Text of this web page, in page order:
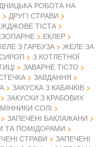
РОБОТА НА
ДРУГІ СТРАВИ
ТІСТА
ЕКЛЕР
З ГАРБУЗА
ЖЕЛЕ ЗА
З КОТЛЕТНОЇ
ЗАВАРНЕ ТІСТО
ЗАВДАННЯ
ЗАКУСКА З КАБАЧКІВ
ЗАКУСКИ З КРАБОВИХ
СОЛІ
ЗАПЕЧЕНІ БАКЛАЖАНИ
ТА ПОМІДОРАМИ
СТРАВИ
ЗАПЕЧЕНІ